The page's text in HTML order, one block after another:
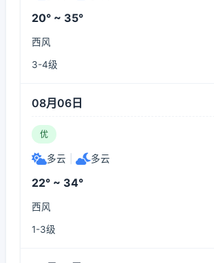
20° ~ 35°
西风
3-4级
08月06日
优
多云 多云
22° ~ 34°
西风
1-3级